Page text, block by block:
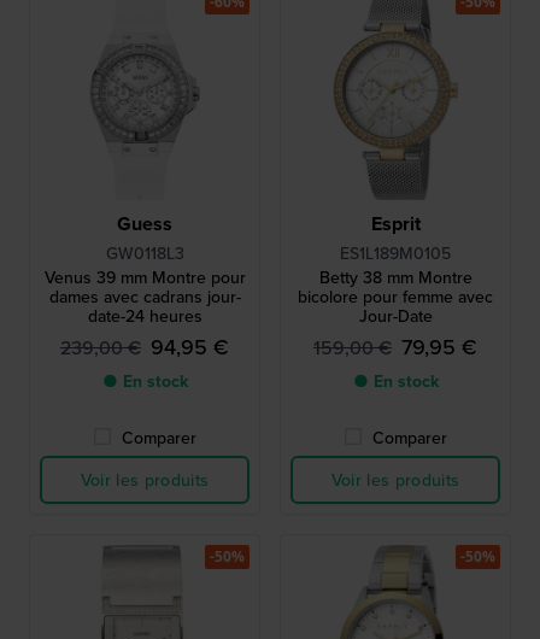
Guess
GW0118L3
Venus 39 mm Montre pour
dames avec cadrans jour-
date-24 heures
239,00 € 94,95 €
● En stock
Comparer
Voir les produits
Esprit
ES1L189M0105
Betty 38 mm Montre
bicolore pour femme avec
Jour-Date
159,00 € 79,95 €
● En stock
Comparer
Voir les produits
-50% -50%